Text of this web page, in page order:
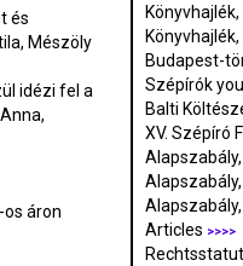
és
Mészöly
idézi fel a
áron
Budapest-
Szépírók
Balti
XV. Szépíró
Articles >>>>
Rechtsstatut